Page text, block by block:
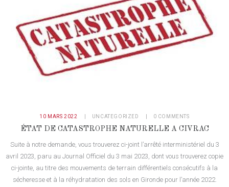
10 MARS 2022 UNCATEGORIZED 0 COMMENTS
ÉTAT DE CATASTROPHE NATURELLE A CIVRAC
Suite à notre demande, vous trouverez ci-joint l’arrêté interministériel du 3
avril 2023, paru au Journal Officiel du 3 mai 2023, dont vous trouverez copie
ci-jointe, au titre des mouvements de terrain différentiels consécutifs à la
sécheresse et à la réhydratation des sols en Gironde pour l’année 2022.